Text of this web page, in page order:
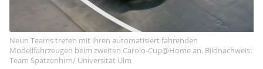
Neun Teams treten mit ihren automatisiert fahrenden
Modellfahrzeugen beim zweiten Carolo-Cup@Home an. Bildnachweis:
Team Spatzenhirn/ Universität Ulm